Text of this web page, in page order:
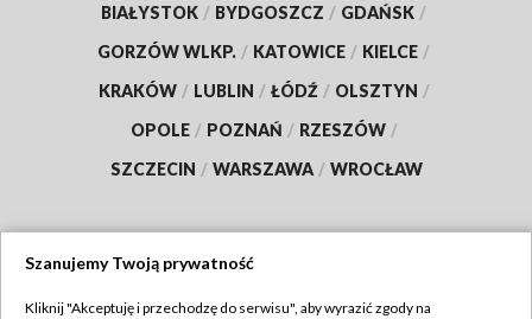
BIAŁYSTOK / BYDGOSZCZ / GDAŃSK /
GORZÓW WLKP. / KATOWICE / KIELCE /
KRAKÓW / LUBLIN / ŁÓDŹ / OLSZTYN /
OPOLE / POZNAŃ / RZESZÓW /
SZCZECIN / WARSZAWA / WROCŁAW
Szanujemy Twoją prywatność
Kliknij "Akceptuję i przechodzę do serwisu", aby wyrazić zgody na